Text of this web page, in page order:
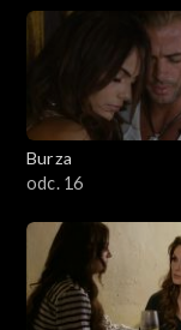
Burza
odc. 16